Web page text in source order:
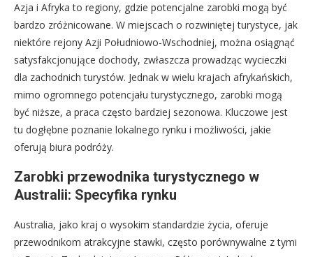
Azja i Afryka to regiony, gdzie potencjalne zarobki mogą być
bardzo zróżnicowane. W miejscach o rozwiniętej turystyce, jak
niektóre rejony Azji Południowo-Wschodniej, można osiągnąć
satysfakcjonujące dochody, zwłaszcza prowadząc wycieczki
dla zachodnich turystów. Jednak w wielu krajach afrykańskich,
mimo ogromnego potencjału turystycznego, zarobki mogą
być niższe, a praca często bardziej sezonowa. Kluczowe jest
tu dogłębne poznanie lokalnego rynku i możliwości, jakie
oferują biura podróży.
Zarobki przewodnika turystycznego w
Australii: Specyfika rynku
Australia, jako kraj o wysokim standardzie życia, oferuje
przewodnikom atrakcyjne stawki, często porównywalne z tymi